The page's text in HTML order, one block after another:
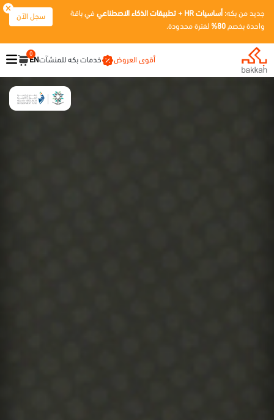
جديد من بكه: أساسيات HR + تطبيقات الذكاء الاصطناعي
في باقة
واحدة بخصم 80% لفترة محدودة.
سجل الآن
أقوى العروض خدمات بكه للمنشآتEN
0